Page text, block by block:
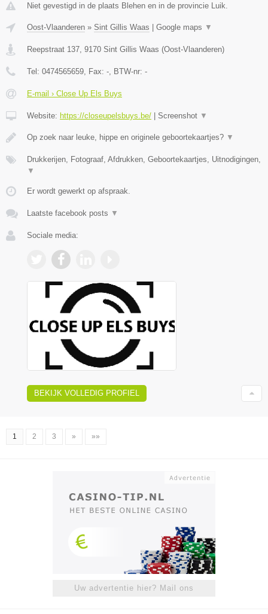
Niet gevestigd in de plaats Blehen en in de provincie Luik.
Oost-Vlaanderen » Sint Gillis Waas Google maps ▼
Reepstraat 137, 9170 Sint Gillis Waas (Oost-Vlaanderen)
Tel: 0474565659, Fax: -, BTW-nr: -
E-mail › Close Up Els Buys
Website: https://closeupelsbuys.be/ Screenshot ▼
Op zoek naar leuke, hippe en originele geboortekaartjes? ▼
Drukkerijen, Fotograaf, Afdrukken, Geboortekaartjes, Uitnodigingen,
▼
Er wordt gewerkt op afspraak.
Laatste facebook posts ▼
Sociale media:
BEKIJK VOLLEDIG PROFIEL
1 2 3 » »»
Uw advertentie hier? Mail ons